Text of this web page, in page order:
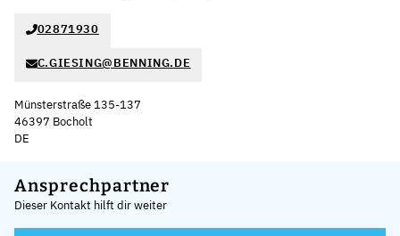
02871930
C.GIESING@BENNING.DE
Münsterstraße 135-137
46397 Bocholt
DE
+
−
Ansprechpartner
Dieser Kontakt hilft dir weiter